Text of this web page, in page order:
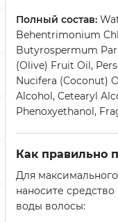
Полный состав:
Behentrimonium
Butyrospermum
(Olive) Fruit Oil,
Nucifera (Coconut)
Alcohol, Cetearyl
Phenoxyethanol,
Как правильно
Для
наносите
воды волосы: